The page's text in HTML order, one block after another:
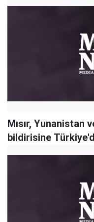
Mısır, Yunanistan
bildirisine